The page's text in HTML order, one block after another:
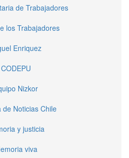
de Trabajadores
los Trabajadores
Enriquez
CODEPU
Nizkor
de Noticias Chile
y justicia
viva